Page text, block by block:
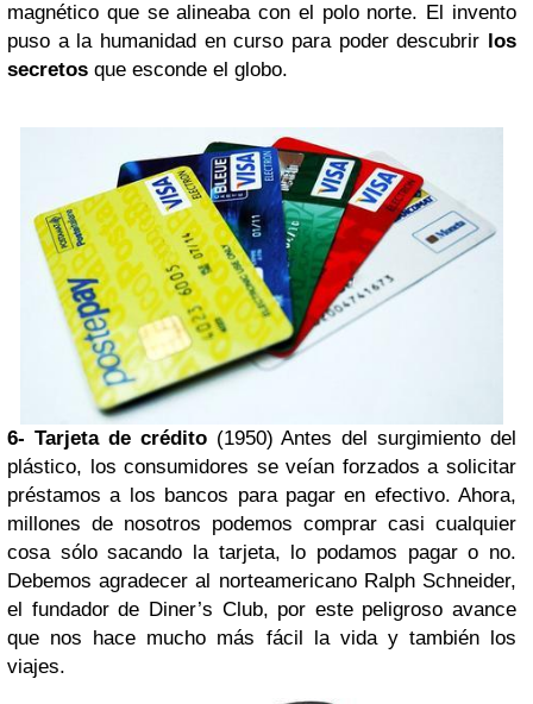
magnético que se alineaba con el polo norte. El invento
puso a la humanidad en curso para poder descubrir
los
secretos que esconde el globo.
6- Tarjeta de crédito (1950) Antes del surgimiento del
plástico, los consumidores se veían forzados a solicitar
préstamos a los bancos para pagar en efectivo. Ahora,
millones de nosotros podemos comprar casi cualquier
cosa sólo sacando la tarjeta, lo podamos pagar o no.
Debemos agradecer al norteamericano Ralph Schneider,
el fundador de Diner’s Club, por este peligroso avance
que nos hace mucho más fácil la vida y también los
viajes.